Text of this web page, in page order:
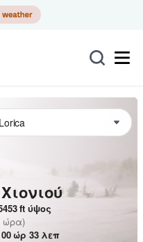
ft ύψος
ώρα)
00ώρ 33 λεπ